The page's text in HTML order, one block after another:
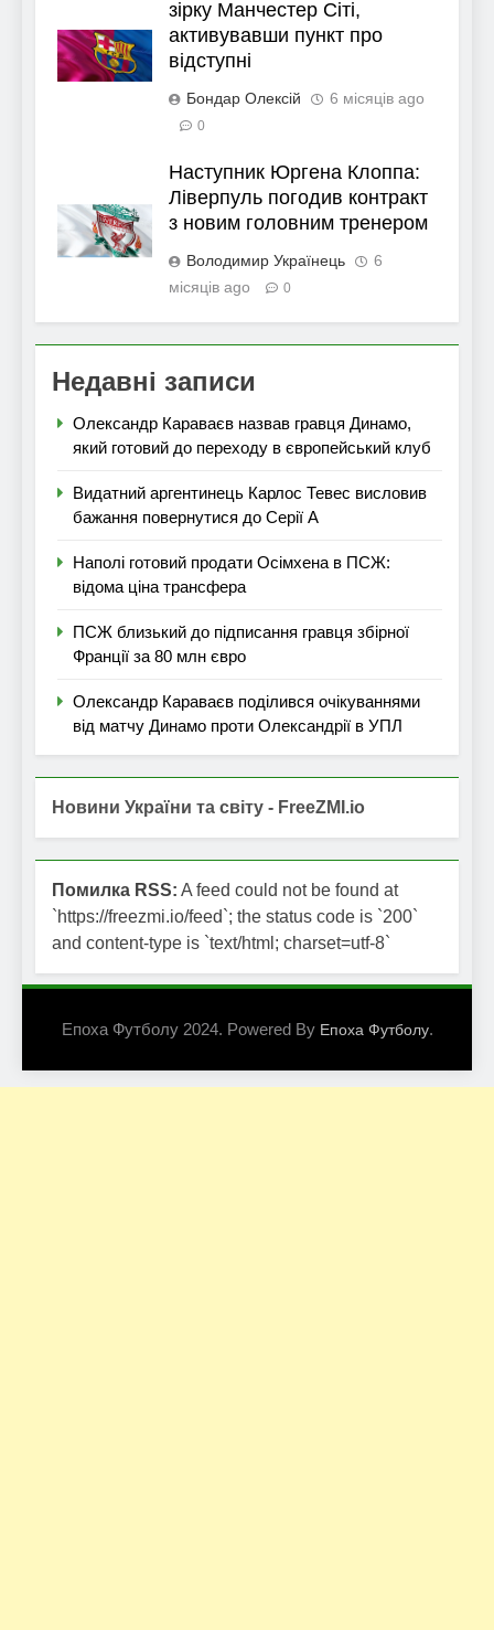
зірку Манчестер Сіті,
активувавши пункт про
відступні
Бондар Олексій 6 місяців ago
0
Наступник Юргена Клоппа:
Ліверпуль погодив контракт
з новим головним тренером
Володимир Українець
6
місяців ago
0
Недавні записи
Олександр Караваєв назвав гравця Динамо,
який готовий до переходу в європейський клуб
Видатний аргентинець Карлос Тевес висловив
бажання повернутися до Серії А
Наполі готовий продати Осімхена в ПСЖ:
відома ціна трансфера
ПСЖ близький до підписання гравця збірної
Франції за 80 млн євро
Олександр Караваєв поділився очікуваннями
від матчу Динамо проти Олександрії в УПЛ
Новини України та світу - FreeZMI.io
Помилка RSS: A feed could not be found at
`https://freezmi.io/feed`; the status code is `200`
and content-type is `text/html; charset=utf-8`
Епоха Футболу 2024. Powered By Епоха Футболу.